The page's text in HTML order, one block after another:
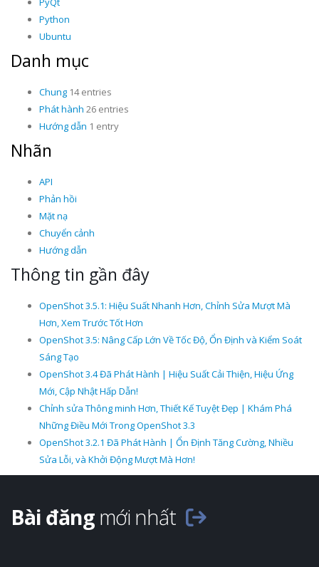
Python
Ubuntu
Danh mục
Chung 14 entries
Phát hành 26 entries
Hướng dẫn 1 entry
Nhãn
API
Phản hồi
Mặt nạ
Chuyển cảnh
Hướng dẫn
Thông tin gần đây
OpenShot 3.5.1: Hiệu Suất Nhanh Hơn, Chỉnh Sửa Mượt Mà
Hơn, Xem Trước Tốt Hơn
OpenShot 3.5: Nâng Cấp Lớn Về Tốc Độ, Ổn Định và Kiểm Soát
Sáng Tạo
OpenShot 3.4 Đã Phát Hành | Hiệu Suất Cải Thiện, Hiệu Ứng
Mới, Cập Nhật Hấp Dẫn!
Chỉnh sửa Thông minh Hơn, Thiết Kế Tuyệt Đẹp | Khám Phá
Những Điều Mới Trong OpenShot 3.3
OpenShot 3.2.1 Đã Phát Hành | Ổn Định Tăng Cường, Nhiều
Sửa Lỗi, và Khởi Động Mượt Mà Hơn!
Bài đăng mới nhất